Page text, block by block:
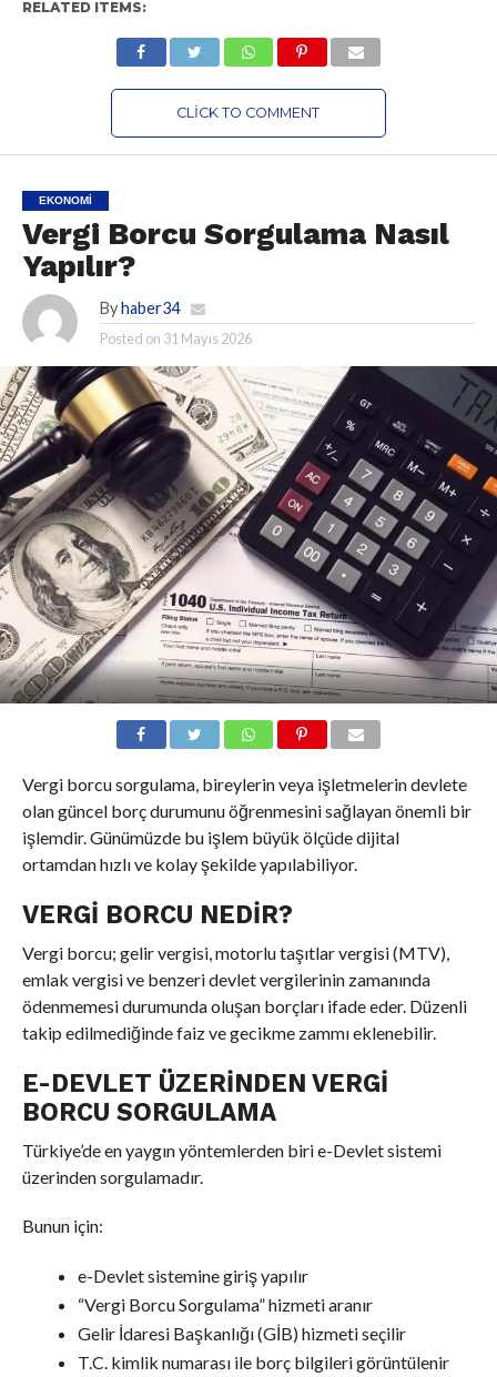
RELATED ITEMS:
CLICK TO COMMENT
EKONOMI
Vergi Borcu Sorgulama Nasıl
Yapılır?
By haber34
Posted on 31 Mayıs 2026
Vergi borcu sorgulama, bireylerin veya işletmelerin devlete
olan güncel borç durumunu öğrenmesini sağlayan önemli bir
işlemdir. Günümüzde bu işlem büyük ölçüde dijital
ortamdan hızlı ve kolay şekilde yapılabiliyor.
VERGI BORCU NEDIR?
Vergi borcu; gelir vergisi, motorlu taşıtlar vergisi (MTV),
emlak vergisi ve benzeri devlet vergilerinin zamanında
ödenmemesi durumunda oluşan borçları ifade eder. Düzenli
takip edilmediğinde faiz ve gecikme zammı eklenebilir.
E-DEVLET ÜZERINDEN VERGI
BORCU SORGULAMA
Türkiye’de en yaygın yöntemlerden biri e-Devlet sistemi
üzerinden sorgulamadır.
Bunun için:
e-Devlet sistemine giriş yapılır
“Vergi Borcu Sorgulama” hizmeti aranır
Gelir İdaresi Başkanlığı (GİB) hizmeti seçilir
T.C. kimlik numarası ile borç bilgileri görüntülenir